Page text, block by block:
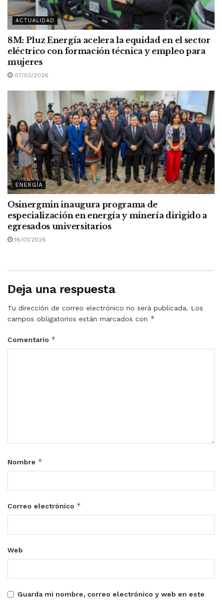
ACTUALIDAD
8M: Pluz Energía acelera la equidad en el sector
eléctrico con formación técnica y empleo para
mujeres
07/03/2026
ENERGÍA
Osinergmin inaugura programa de
especialización en energía y minería dirigido a
egresados universitarios
16/01/2026
Deja una respuesta
Tu dirección de correo electrónico no será publicada. Los
campos obligatorios están marcados con *
Comentario *
Nombre *
Correo electrónico *
Web
Guarda mi nombre, correo electrónico y web en este